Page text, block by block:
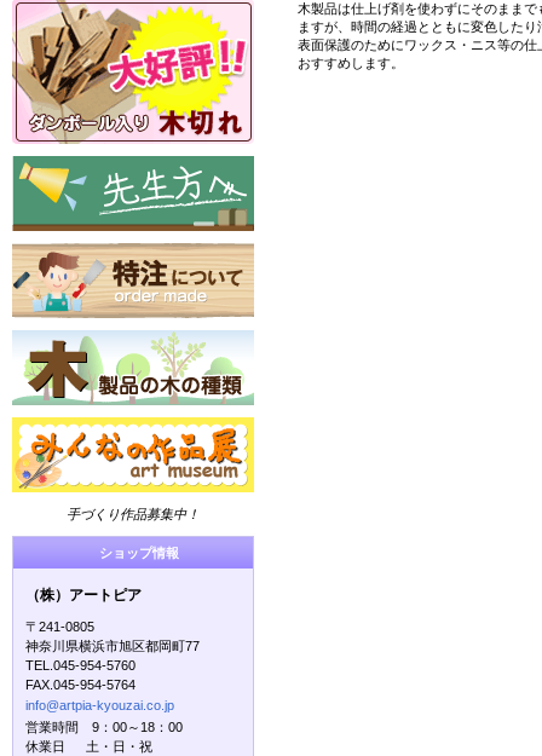
木製品は仕上げ剤を使わずにそのままで
ますが、時間の経過とともに変色した
表面保護のためにワックス・ニス等の仕
おすすめします。
手づくり作品募集中！
ショップ情報
（株）アートピア
〒241-0805
神奈川県横浜市旭区都岡町77
TEL.045-954-5760
FAX.045-954-5764
info@artpia-kyouzai.co.jp
営業時間 9：00～18：00
休業日 土・日・祝